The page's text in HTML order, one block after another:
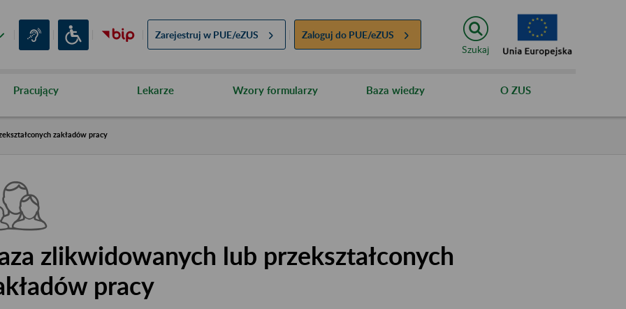
Zarejestruj w PUE/eZUS Zaloguj do PUE/eZUS
Szukaj
Pracujący Lekarze Wzory formularzy Baza wiedzy O ZUS
zakładów pracy
zlikwidowanych lub przekształconych
pracy